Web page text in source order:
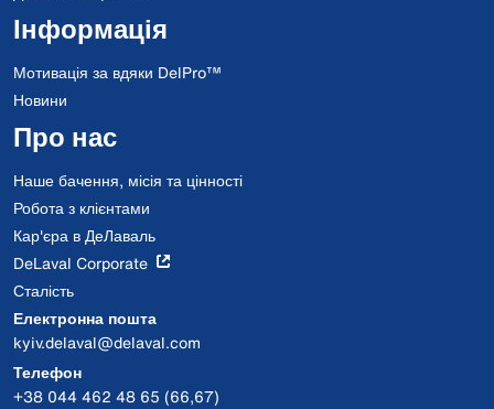
Інформація
Мотивація за вдяки DelPro™
Новини
Про нас
Наше бачення, місія та цінності
Робота з клієнтами
Кар'єра в ДеЛаваль
DeLaval Corporate
Сталість
Електронна пошта
kyiv.delaval@delaval.com
Телефон
+38 044 462 48 65 (66,67)